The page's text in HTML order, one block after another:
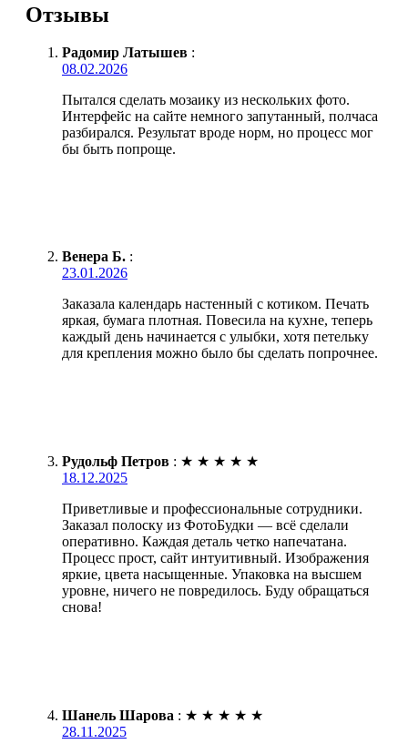
Отзывы
Радомир Латышев :
08.02.2026
Пытался сделать мозаику из нескольких фото.
Интерфейс на сайте немного запутанный, полчаса
разбирался. Результат вроде норм, но процесс мог
бы быть попроще.
Венера Б. :
23.01.2026
Заказала календарь настенный с котиком. Печать
яркая, бумага плотная. Повесила на кухне, теперь
каждый день начинается с улыбки, хотя петельку
для крепления можно было бы сделать попрочнее.
Рудольф Петров : ★ ★ ★ ★ ★
18.12.2025
Приветливые и профессиональные сотрудники.
Заказал полоску из ФотоБудки — всё сделали
оперативно. Каждая деталь четко напечатана.
Процесс прост, сайт интуитивный. Изображения
яркие, цвета насыщенные. Упаковка на высшем
уровне, ничего не повредилось. Буду обращаться
снова!
Шанель Шарова : ★ ★ ★ ★ ★
28.11.2025